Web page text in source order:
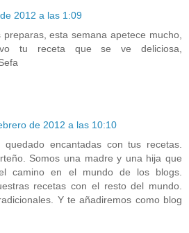
2012 a las 1:09
esta semana apetece mucho,
tu receta que se ve deliciosa,
de 2012 a las 10:10
quedado encantadas con tus recetas.
Somos una madre y una hija que
camino en el mundo de los blogs.
recetas con el resto del mundo.
Y te añadiremos como blog